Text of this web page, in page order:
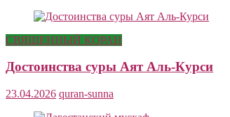
СВЯЩЕННЫЙ КОРАН
Достоинства суры Аят Аль-Курси
23.04.2026 quran-sunna